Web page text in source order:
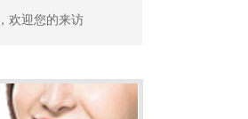
欢迎您的来访